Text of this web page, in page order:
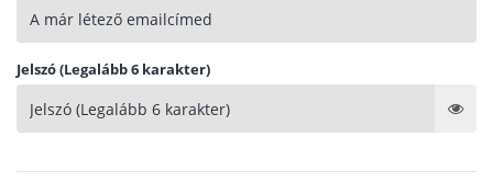
Jelszó (Legalább 6 karakter)